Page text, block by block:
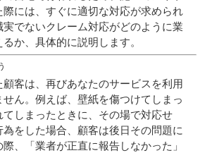
際には、すぐに適切な対応が求められ
実でないクレーム対応がどのように業
か、具体的に説明します。
客は、再びあなたのサービスを利用
ん。例えば、壁紙を傷つけてしまっ
てしまったときに、その場で対応せ
をした場合、顧客は後日その問題に
、「業者が正直に報告しなかった」